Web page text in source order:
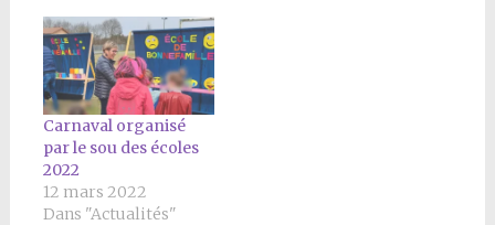
Carnaval organisé
par le sou des écoles
2022
12 mars 2022
Dans "Actualités"